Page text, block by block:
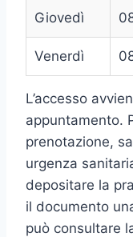
Giovedì
Venerdì
L’accesso
appuntamento.
prenotazione,
urgenza
depositare la
il documento
può consultare